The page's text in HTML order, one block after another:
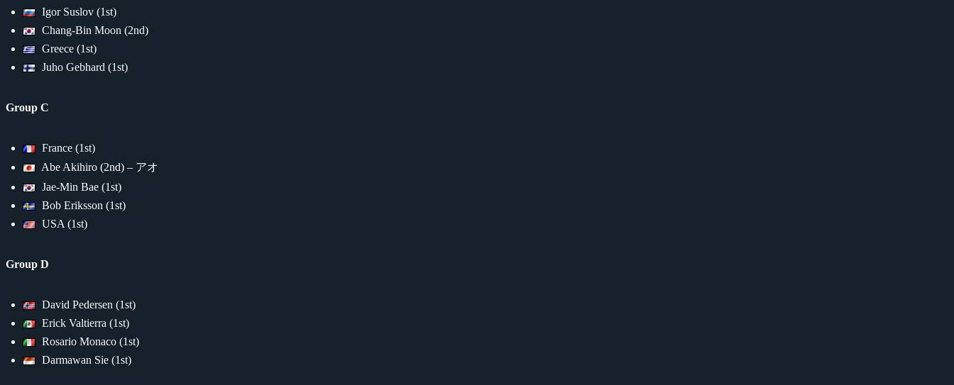
Igor Suslov (1st)
Chang-Bin Moon (2nd)
Greece (1st)
Juho Gebhard (1st)
Group C
France (1st)
Abe Akihiro (2nd) – アオ
Jae-Min Bae (1st)
Bob Eriksson (1st)
USA (1st)
Group D
David Pedersen (1st)
Erick Valtierra (1st)
Rosario Monaco (1st)
Darmawan Sie (1st)